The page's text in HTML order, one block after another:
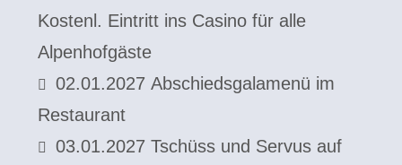
Kostenl. Eintritt ins Casino für alle
Alpenhofgäste
02.01.2027 Abschiedsgalamenü im
Restaurant
03.01.2027 Tschüss und Servus auf